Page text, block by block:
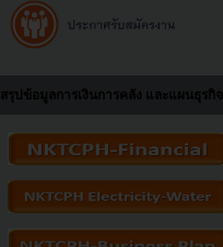
สรุปข้อมูลการเงินการคลัง และแผนธุรกิจ